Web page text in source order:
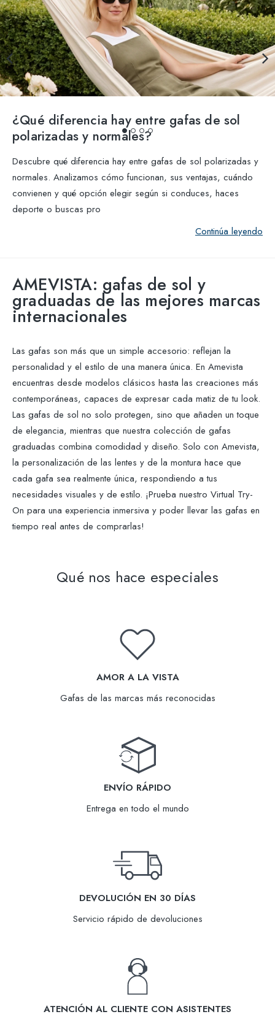
¿Qué diferencia hay entre gafas de sol
polarizadas y normales?
Descubre qué diferencia hay entre gafas de sol polarizadas y
normales. Analizamos cómo funcionan, sus ventajas, cuándo
convienen y qué opción elegir según si conduces, haces
deporte o buscas pro
Continúa leyendo
AMEVISTA: gafas de sol y
graduadas de las mejores marcas
internacionales
Las gafas son más que un simple accesorio: reflejan la
personalidad y el estilo de una manera única. En Amevista
encuentras desde modelos clásicos hasta las creaciones más
contemporáneas, capaces de expresar cada matiz de tu look.
Las gafas de sol no solo protegen, sino que añaden un toque
de elegancia, mientras que nuestra colección de gafas
graduadas combina comodidad y diseño. Solo con Amevista,
la personalización de las lentes y de la montura hace que
cada gafa sea realmente única, respondiendo a tus
necesidades visuales y de estilo. ¡Prueba nuestro Virtual Try-
On para una experiencia inmersiva y poder llevar las gafas en
tiempo real antes de comprarlas!
Qué nos hace especiales
AMOR A LA VISTA
Gafas de las marcas más reconocidas
ENVÍO RÁPIDO
Entrega en todo el mundo
DEVOLUCIÓN EN 30 DÍAS
Servicio rápido de devoluciones
ATENCIÓN AL CLIENTE CON ASISTENTES